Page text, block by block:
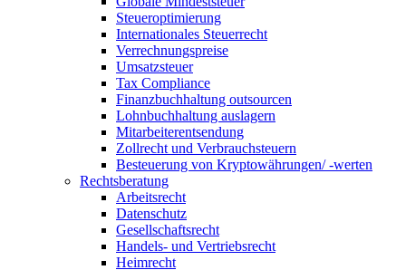
Steueroptimierung
Internationales Steuerrecht
Verrechnungspreise
Umsatzsteuer
Tax Compliance
Finanzbuchhaltung outsourcen
Lohnbuchhaltung auslagern
Mitarbeiterentsendung
Zollrecht und Verbrauchsteuern
Besteuerung von Kryptowährungen/ -werten
Rechtsberatung
Arbeitsrecht
Datenschutz
Gesellschaftsrecht
Handels- und Vertriebsrecht
Heimrecht